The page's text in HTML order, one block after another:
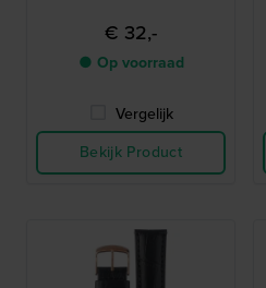
€ 32,-
● Op voorraad
Vergelijk
Bekijk Product